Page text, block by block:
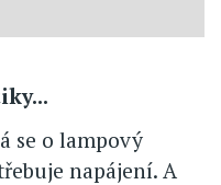
se o lampový
napájení. A